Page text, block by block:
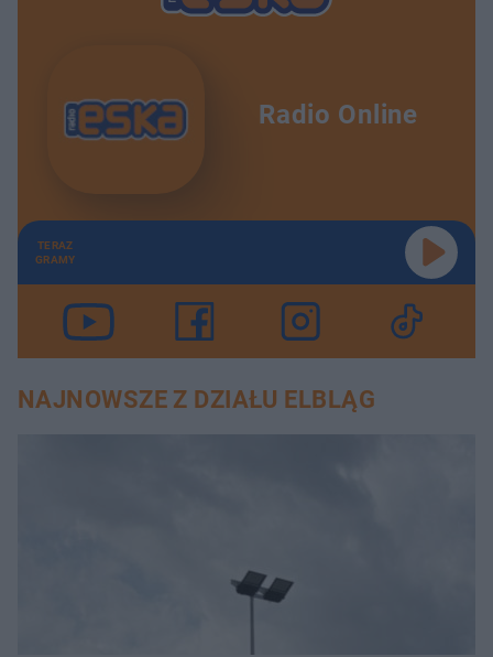
Radio Online
TERAZ
GRAMY
NAJNOWSZE Z DZIAŁU ELBLĄG